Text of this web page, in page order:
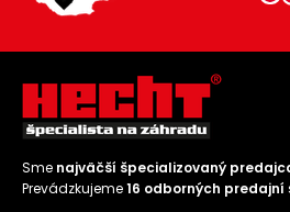
Sme najväčší špecializovaný
Prevádzkujeme16 odborných predajní